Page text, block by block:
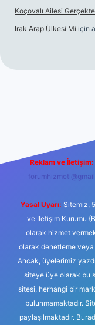
Koçovalı Ailesi
Irak Arap Ülkesi Mi için
Reklam ve İletişim:
Yasal Uyarı: Sitemiz,
ve İletişim Kurumu
olarak hizmet
olarak denetleme veya
Ancak, üyelerimiz
siteye üye olarak bu
sitesi, herhangi bir
bulunmamaktadır.
paylaşılmaktadır.